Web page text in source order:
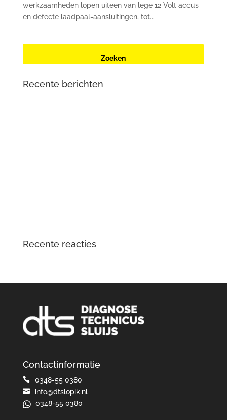
werkzaamheden lopen uiteen van lege 12 Volt accu’s
en defecte laadpaal-aansluitingen, tot...
Recente berichten
Recente reacties
Contactinformatie
 0348-55 0380

info@dtslopik.nl
0348-55 0380